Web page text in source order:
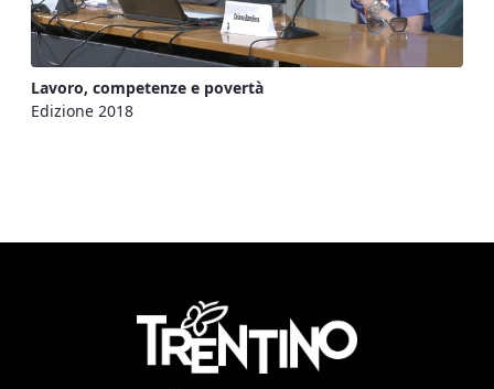
Lavoro, competenze e povertà
Edizione 2018